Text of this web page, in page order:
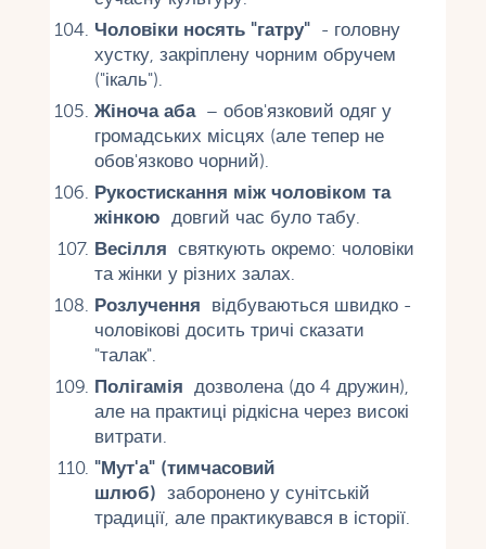
Чоловіки носять "гатру"- головну
хустку, закріплену чорним обручем
("ікаль").
Жіноча аба– обов'язковий одяг у
громадських місцях (але тепер не
обов'язково чорний).
Рукостискання між чоловіком та
жінкою довгий час було табу.
Весілля святкують окремо: чоловіки
та жінки у різних залах.
Розлучення відбуваються швидко -
чоловікові досить тричі сказати
"талак".
Полігамія дозволена (до 4 дружин),
але на практиці рідкісна через високі
витрати.
"Мут'а" (тимчасовий
шлюб) заборонено у сунітській
традиції, але практикувався в історії.